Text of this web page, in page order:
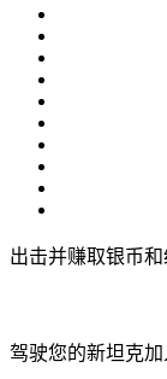
出击并赚取银币
驾驶您的新坦克加